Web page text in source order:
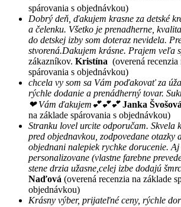
spárovania s objednávkou)
Dobrý deň, ďakujem krasne za detské
a čelenku. Všetko je prenadherne,
do detskej izby som doteraz nevidela.
stvorená.Dakujem krásne. Prajem veľa
zákazníkov. Kristína (overená recenzia
spárovania s objednávkou)
chcela vy som sa Vám poďakovať za
rýchle dodanie a prenádherný tovar.
❤ Vám ďakujem💕💕💕 Janka Švošová
na základe spárovania s objednávkou)
Stranku lovel urcite odporučam. Skvela
pred objednavkou, zodpovedane otazky
objednani nalepiek rychke dorucenie.
personalizovane (vlastne farebne
stene drzia užasne,celej izbe dodajú
Naďová (overená recenzia na základe
objednávkou)
Krásny výber, prijateľné ceny, rýchle